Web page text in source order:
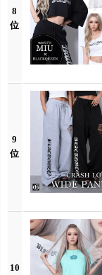
8
位
9
位
10